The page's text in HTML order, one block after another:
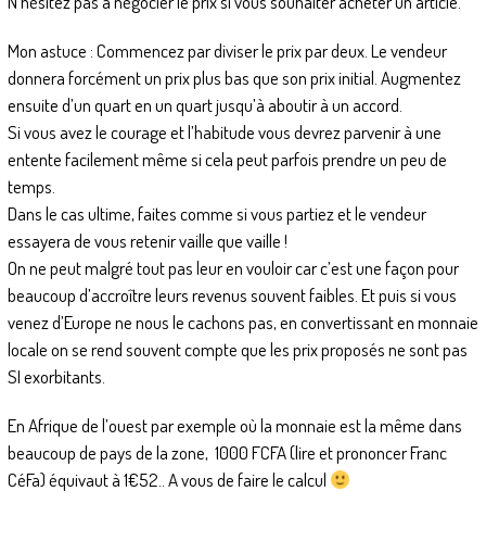
Mon astuce : Commencez par diviser le prix par deux. Le vendeur
donnera forcément un prix plus bas que son prix initial. Augmentez
ensuite d’un quart en un quart jusqu’à aboutir à un accord.
Si vous avez le courage et l’habitude vous devrez parvenir à une
entente facilement même si cela peut parfois prendre un peu de
temps.
Dans le cas ultime, faites comme si vous partiez et le vendeur
essayera de vous retenir vaille que vaille !
On ne peut malgré tout pas leur en vouloir car c’est une façon pour
beaucoup d’accroître leurs revenus souvent faibles. Et puis si vous
venez d’Europe ne nous le cachons pas, en convertissant en monnaie
locale on se rend souvent compte que les prix proposés ne sont pas
SI exorbitants.
En Afrique de l’ouest par exemple où la monnaie est la même dans
beaucoup de pays de la zone, 1000 FCFA (lire et prononcer Franc
CéFa) équivaut à 1€52.. A vous de faire le calcul